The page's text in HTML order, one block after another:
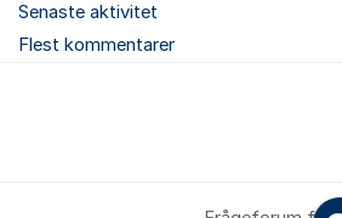
Senaste aktivitet
Flest kommentarer